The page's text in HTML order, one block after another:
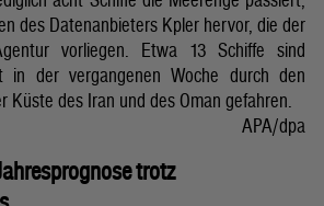
des Datenanbieters Kpler hervor, die der
vorliegen. Etwa 13 Schiffe sind
in der vergangenen Woche durch den
Küste des Iran und des Oman gefahren.
APA/dpa
trotz